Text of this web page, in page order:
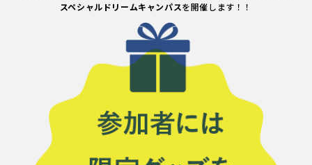
スペシャルドリームキャンパスを開催します！！